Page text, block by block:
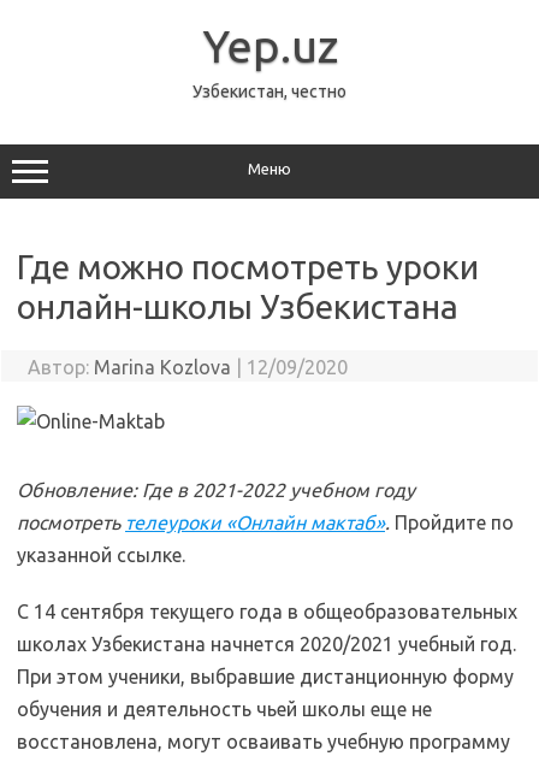
Yep.uz
Узбекистан, честно
Меню
Где можно посмотреть уроки
онлайн-школы Узбекистана
Автор: Marina Kozlova 12/09/2020
Обновление: Где в 2021-2022 учебном году
посмотреть телеуроки «Онлайн мактаб». Пройдите по
указанной ссылке.
С 14 сентября текущего года в общеобразовательных
школах Узбекистана начнется 2020/2021 учебный год.
При этом ученики, выбравшие дистанционную форму
обучения и деятельность чьей школы еще не
восстановлена, могут осваивать учебную программу